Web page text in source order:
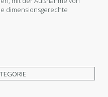
dimensionsgerechte